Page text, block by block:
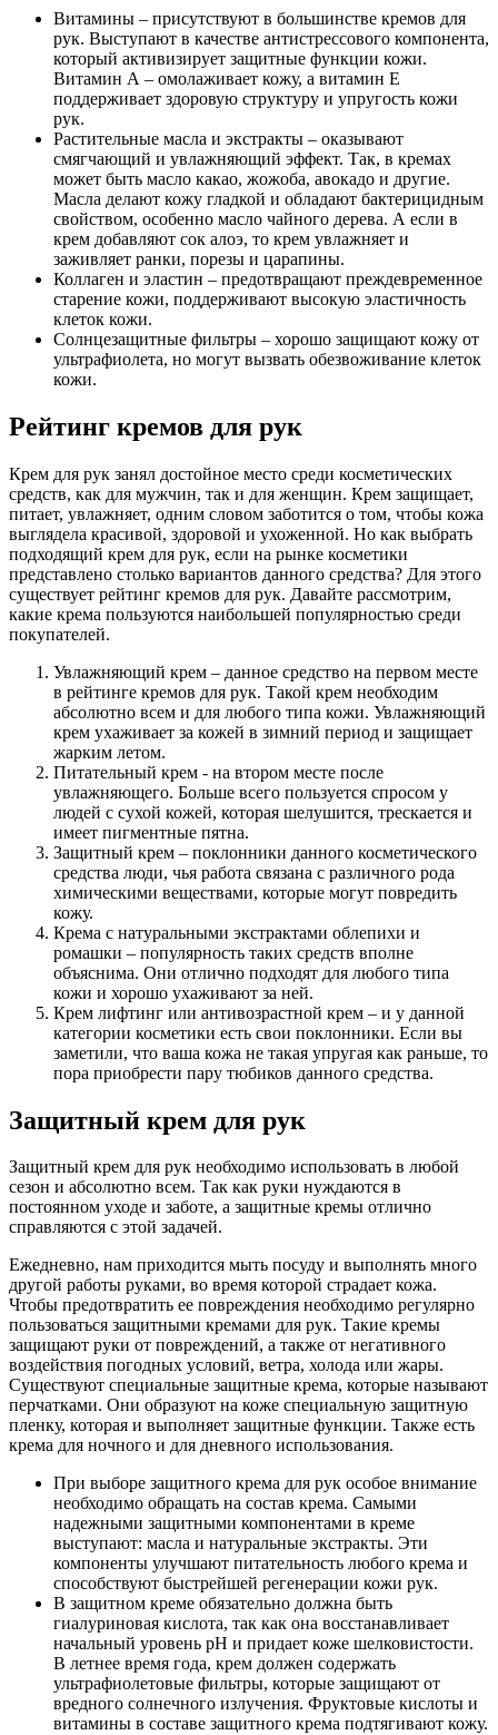
Витамины – присутствуют в большинстве кремов для
рук. Выступают в качестве антистрессового компонента,
который активизирует защитные функции кожи.
Витамин А – омолаживает кожу, а витамин Е
поддерживает здоровую структуру и упругость кожи
рук.
Растительные масла и экстракты – оказывают
смягчающий и увлажняющий эффект. Так, в кремах
может быть масло какао, жожоба, авокадо и другие.
Масла делают кожу гладкой и обладают бактерицидным
свойством, особенно масло чайного дерева. А если в
крем добавляют сок алоэ, то крем увлажняет и
заживляет ранки, порезы и царапины.
Коллаген и эластин – предотвращают преждевременное
старение кожи, поддерживают высокую эластичность
клеток кожи.
Солнцезащитные фильтры – хорошо защищают кожу от
ультрафиолета, но могут вызвать обезвоживание клеток
кожи.
Рейтинг кремов для рук
Крем для рук занял достойное место среди косметических
средств, как для мужчин, так и для женщин. Крем защищает,
питает, увлажняет, одним словом заботится о том, чтобы кожа
выглядела красивой, здоровой и ухоженной. Но как выбрать
подходящий крем для рук, если на рынке косметики
представлено столько вариантов данного средства? Для этого
существует рейтинг кремов для рук. Давайте рассмотрим,
какие крема пользуются наибольшей популярностью среди
покупателей.
Увлажняющий крем – данное средство на первом месте
в рейтинге кремов для рук. Такой крем необходим
абсолютно всем и для любого типа кожи. Увлажняющий
крем ухаживает за кожей в зимний период и защищает
жарким летом.
Питательный крем - на втором месте после
увлажняющего. Больше всего пользуется спросом у
людей с сухой кожей, которая шелушится, трескается и
имеет пигментные пятна.
Защитный крем – поклонники данного косметического
средства люди, чья работа связана с различного рода
химическими веществами, которые могут повредить
кожу.
Крема с натуральными экстрактами облепихи и
ромашки – популярность таких средств вполне
объяснима. Они отлично подходят для любого типа
кожи и хорошо ухаживают за ней.
Крем лифтинг или антивозрастной крем – и у данной
категории косметики есть свои поклонники. Если вы
заметили, что ваша кожа не такая упругая как раньше, то
пора приобрести пару тюбиков данного средства.
Защитный крем для рук
Защитный крем для рук необходимо использовать в любой
сезон и абсолютно всем. Так как руки нуждаются в
постоянном уходе и заботе, а защитные кремы отлично
справляются с этой задачей.
Ежедневно, нам приходится мыть посуду и выполнять много
другой работы руками, во время которой страдает кожа.
Чтобы предотвратить ее повреждения необходимо регулярно
пользоваться защитными кремами для рук. Такие кремы
защищают руки от повреждений, а также от негативного
воздействия погодных условий, ветра, холода или жары.
Существуют специальные защитные крема, которые называют
перчатками. Они образуют на коже специальную защитную
пленку, которая и выполняет защитные функции. Также есть
крема для ночного и для дневного использования.
При выборе защитного крема для рук особое внимание
необходимо обращать на состав крема. Самыми
надежными защитными компонентами в креме
выступают: масла и натуральные экстракты. Эти
компоненты улучшают питательность любого крема и
способствуют быстрейшей регенерации кожи рук.
В защитном креме обязательно должна быть
гиалуриновая кислота, так как она восстанавливает
начальный уровень рН и придает коже шелковистости.
В летнее время года, крем должен содержать
ультрафиолетовые фильтры, которые защищают от
вредного солнечного излучения. Фруктовые кислоты и
витамины в составе защитного крема подтягивают кожу.